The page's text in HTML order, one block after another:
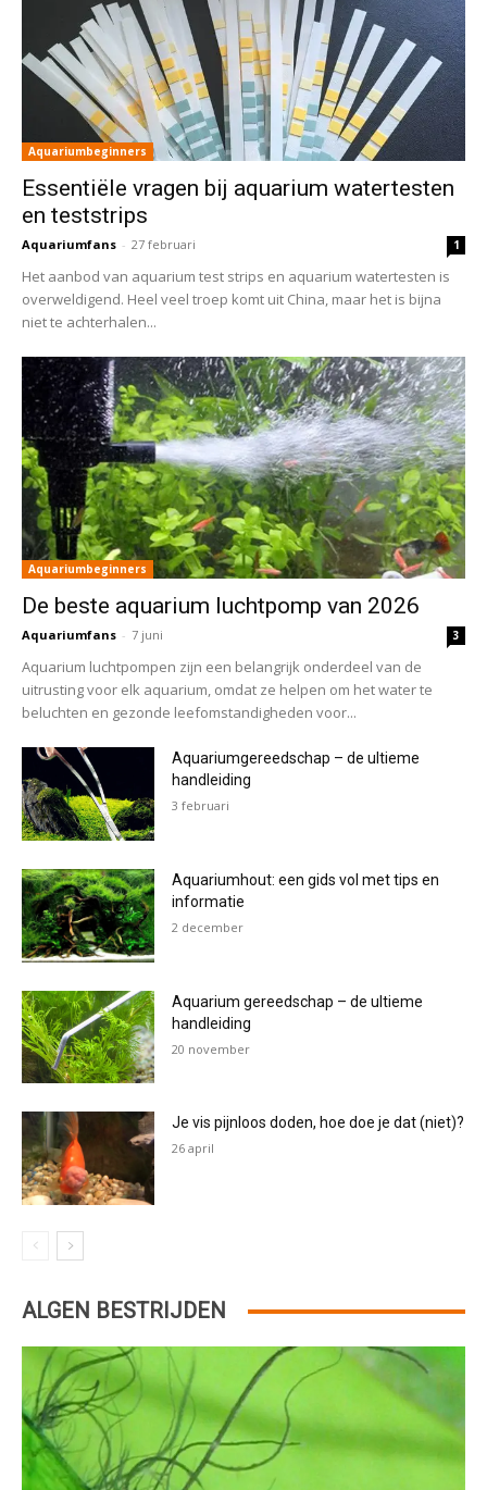
Aquariumbeginners
Essentiële vragen bij aquarium watertesten
en teststrips
Aquariumfans - 27 februari 1
Het aanbod van aquarium test strips en aquarium watertesten is
overweldigend. Heel veel troep komt uit China, maar het is bijna
niet te achterhalen...
Aquariumbeginners
De beste aquarium luchtpomp van 2026
Aquariumfans - 7 juni 3
Aquarium luchtpompen zijn een belangrijk onderdeel van de
uitrusting voor elk aquarium, omdat ze helpen om het water te
beluchten en gezonde leefomstandigheden voor...
Aquariumgereedschap – de ultieme
handleiding
3 februari
Aquariumhout: een gids vol met tips en
informatie
2 december
Aquarium gereedschap – de ultieme
handleiding
20 november
Je vis pijnloos doden, hoe doe je dat (niet)?
26 april
ALGEN BESTRIJDEN